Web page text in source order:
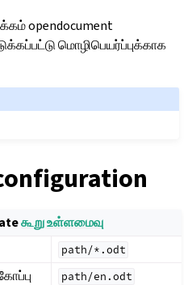
opendocument
மொழிபெயர்ப்புக்காக
கூறு உள்ளமைவு
path/*.odt
path/en.odt